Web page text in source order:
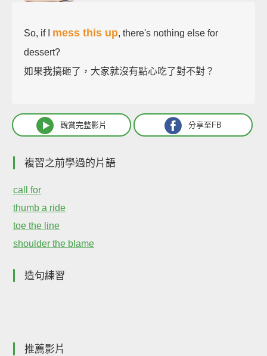
So, if I mess this up, there's nothing else for
dessert?
如果我搞砸了，大家就沒有點心吃了對不對？
觀賞完整影片 分享至FB
複習之前學過的片語
call for
thumb a ride
toe the line
shoulder the blame
造句練習
推薦影片